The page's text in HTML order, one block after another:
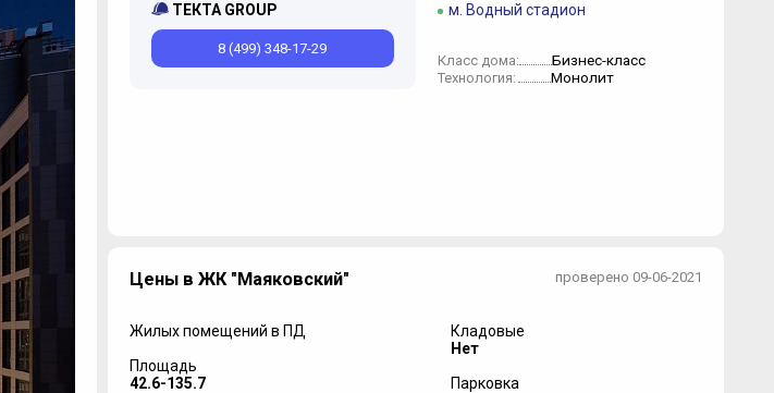
ТЕКТА GROUP
8 (499) 348-17-29
м. Водный стадион
Класс дома: Бизнес-класс
Технология: Монолит
проверено 09-06-2021
Цены в ЖК "Маяковский"
Жилых помещений в ПД
Площадь
42.6-135.7
Кладовые
Нет
Парковка